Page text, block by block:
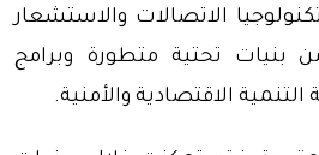
الاتصالات والاستشعار
بنيات تحتية متطورة وبرامج
الاقتصادية والأمنية.